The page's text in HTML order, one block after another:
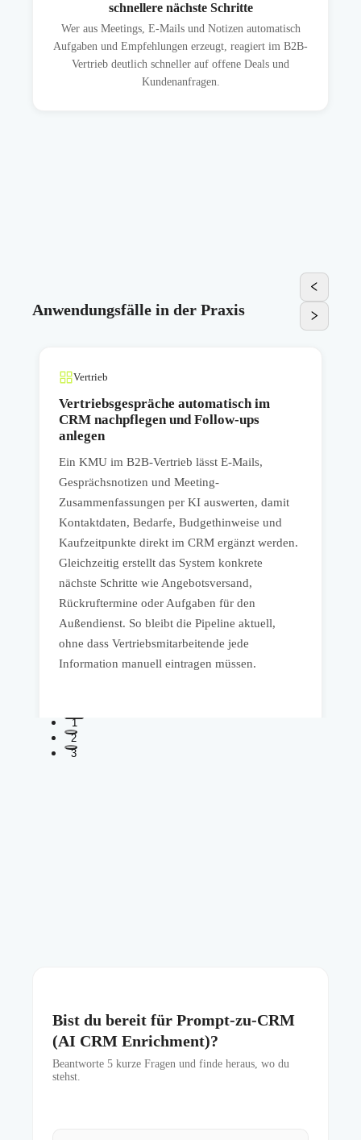
schnellere nächste Schritte
Wer aus Meetings, E-Mails und Notizen automatisch
Aufgaben und Empfehlungen erzeugt, reagiert im B2B-
Vertrieb deutlich schneller auf offene Deals und
Kundenanfragen.
Anwendungsfälle in der Praxis
Vertrieb
Vertriebsgespräche automatisch im
CRM nachpflegen und Follow-ups
anlegen
Ein KMU im B2B-Vertrieb lässt E-Mails,
Gesprächsnotizen und Meeting-
Zusammenfassungen per KI auswerten, damit
Kontaktdaten, Bedarfe, Budgethinweise und
Kaufzeitpunkte direkt im CRM ergänzt werden.
Gleichzeitig erstellt das System konkrete
nächste Schritte wie Angebotsversand,
Rückruftermine oder Aufgaben für den
Außendienst. So bleibt die Pipeline aktuell,
ohne dass Vertriebsmitarbeitende jede
Information manuell eintragen müssen.
1
2
3
Bist du bereit für Prompt-zu-CRM
(AI CRM Enrichment)?
Beantworte 5 kurze Fragen und finde heraus, wo du
stehst.